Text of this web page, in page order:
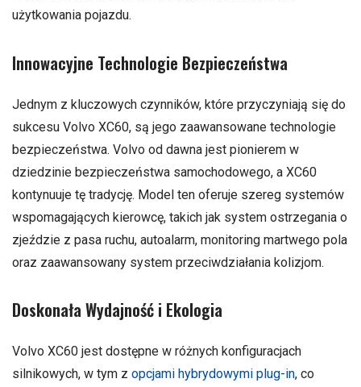
użytkowania pojazdu.
Innowacyjne Technologie Bezpieczeństwa
Jednym z kluczowych czynników, które przyczyniają się do
sukcesu Volvo XC60, są jego zaawansowane technologie
bezpieczeństwa. Volvo od dawna jest pionierem w
dziedzinie bezpieczeństwa samochodowego, a XC60
kontynuuje tę tradycję. Model ten oferuje szereg systemów
wspomagających kierowcę, takich jak system ostrzegania o
zjeździe z pasa ruchu, autoalarm, monitoring martwego pola
oraz zaawansowany system przeciwdziałania kolizjom.
Doskonała Wydajność i Ekologia
Volvo XC60 jest dostępne w różnych konfiguracjach
silnikowych, w tym z opcjami hybrydowymi plug-in, co